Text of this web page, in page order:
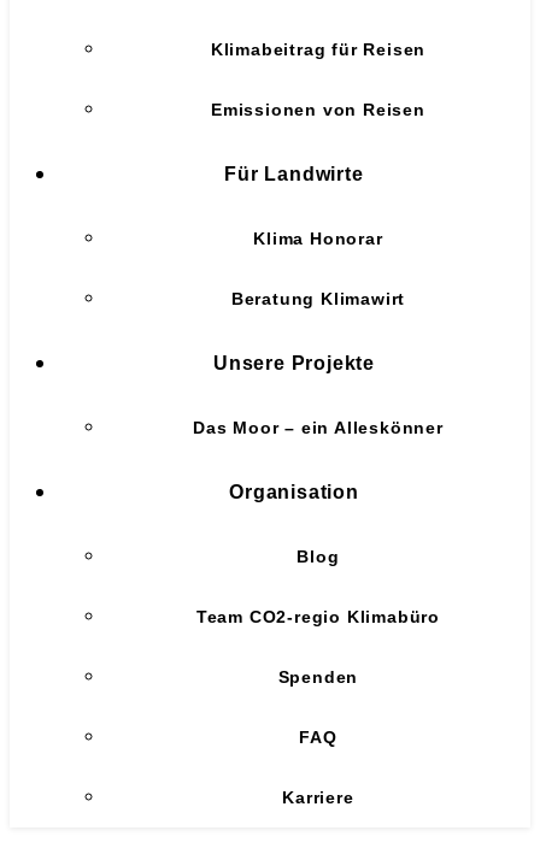
Klimabeitrag für Reisen
Emissionen von Reisen
Für Landwirte
Klima Honorar
Beratung Klimawirt
Unsere Projekte
Das Moor – ein Alleskönner
Organisation
Blog
Team CO2-regio Klimabüro
Spenden
FAQ
Karriere